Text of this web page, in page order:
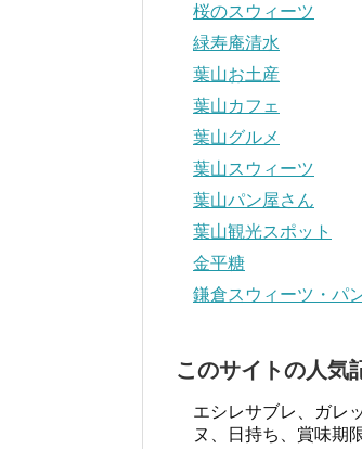
桜のスウィーツ
緑寿庵清水
葉山お土産
葉山カフェ
葉山グルメ
葉山スウィーツ
葉山パン屋さん
葉山観光スポット
金平糖
鎌倉スウィーツ・パ
このサイトの人気
エシレサブレ、ガレ
ヌ、日持ち、賞味期